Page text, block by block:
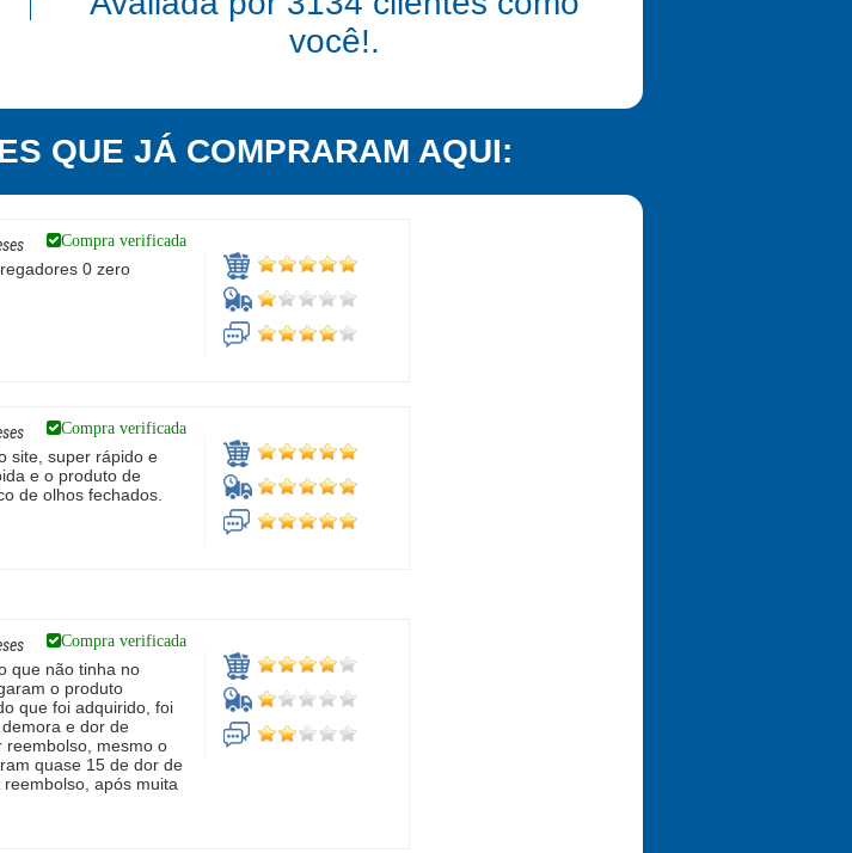
você!.
QUE JÁ COMPRARAM AQUI:
Compra verificada
0 zero
Compra verificada
site, super rápido e
e o produto de
de olhos fechados.
Compra verificada
que não tinha no
o produto
que foi adquirido, foi
e dor de
reembolso, mesmo o
quase 15 de dor de
após muita